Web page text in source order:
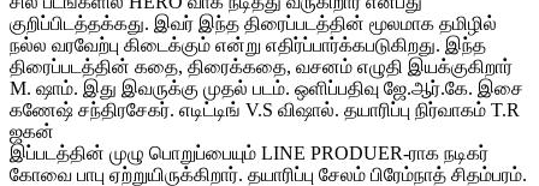
குறிப்பிடத்தக்கது. இவர் இந்த திரைப்படத்தின் மூலமாக தமிழில்
நல்ல வரவேற்பு கிடைக்கும் என்று எதிர்ப்பார்க்கபடுகிறது. இந்த
திரைப்படத்தின் கதை, திரைக்கதை, வசனம் எழுதி இயக்குகிறார்
M. ஷாம். இது இவருக்கு முதல் படம். ஒளிப்பதிவு ஜே.ஆர்.கே. இசை
கணேஷ் சந்திரசேகர். எடிட்டிங் V.S விஷால். தயாரிப்பு நிர்வாகம் T.R
ஜகன்
இப்படத்தின் முழு பொறுப்பையும் LINE PRODUER-ராக நடிகர்
கோவை பாபு ஏற்றுயிருக்கிறார். தயாரிப்பு சேலம் பிரேம்நாத் சிதம்பரம்.